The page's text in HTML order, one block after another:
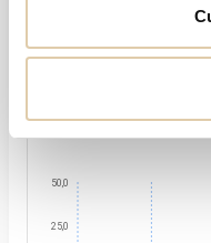
45
25,0
50,0